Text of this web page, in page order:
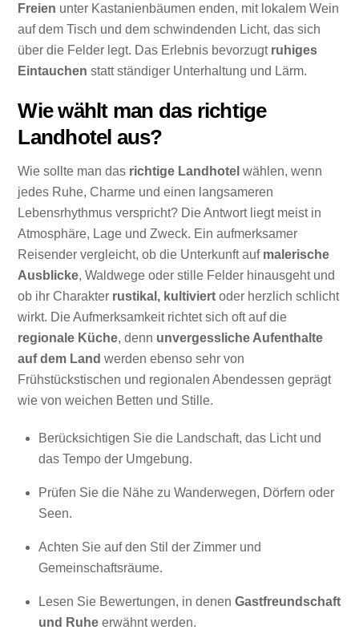
Freien unter Kastanienbäumen enden, mit lokalem Wein
auf dem Tisch und dem schwindenden Licht, das sich
über die Felder legt. Das Erlebnis bevorzugt ruhiges
Eintauchen statt ständiger Unterhaltung und Lärm.
Wie wählt man das richtige
Landhotel aus?
Wie sollte man das richtige Landhotel wählen, wenn
jedes Ruhe, Charme und einen langsameren
Lebensrhythmus verspricht? Die Antwort liegt meist in
Atmosphäre, Lage und Zweck. Ein aufmerksamer
Reisender vergleicht, ob die Unterkunft auf malerische
Ausblicke, Waldwege oder stille Felder hinausgeht und
ob ihr Charakter rustikal, kultiviert oder herzlich schlicht
wirkt. Die Aufmerksamkeit richtet sich oft auf die
regionale Küche, denn unvergessliche Aufenthalte
auf dem Land werden ebenso sehr von
Frühstückstischen und regionalen Abendessen geprägt
wie von weichen Betten und Stille.
Berücksichtigen Sie die Landschaft, das Licht und
das Tempo der Umgebung.
Prüfen Sie die Nähe zu Wanderwegen, Dörfern oder
Seen.
Achten Sie auf den Stil der Zimmer und
Gemeinschaftsräume.
Lesen Sie Bewertungen, in denen Gastfreundschaft
und Ruhe erwähnt werden.